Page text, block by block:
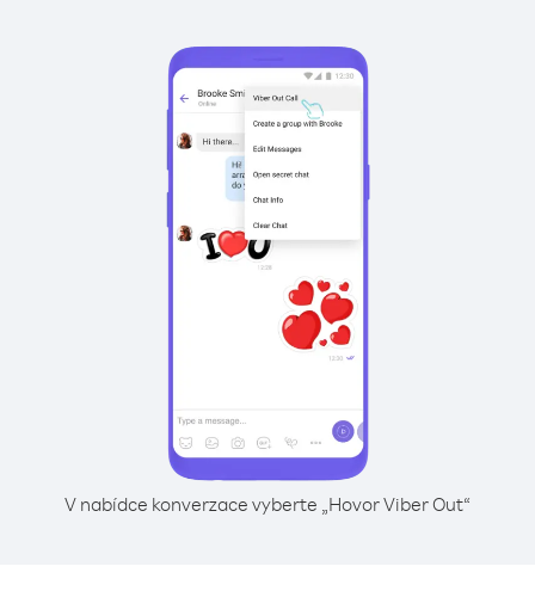
V nabídce konverzace vyberte „Hovor Viber Out“